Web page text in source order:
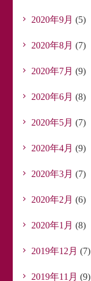
2020年9月 (5)
2020年8月 (7)
2020年7月 (9)
2020年6月 (8)
2020年5月 (7)
2020年4月 (9)
2020年3月 (7)
2020年2月 (6)
2020年1月 (8)
2019年12月 (7)
2019年11月 (9)